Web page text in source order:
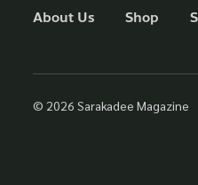
About Us Shop
© 2026 Sarakadee Magazine